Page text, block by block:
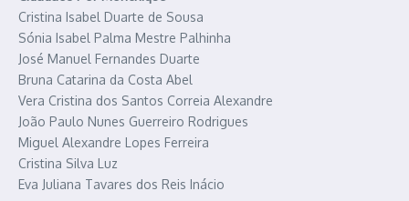
Cristina Isabel Duarte de Sousa
Sónia Isabel Palma Mestre Palhinha
José Manuel Fernandes Duarte
Bruna Catarina da Costa Abel
Vera Cristina dos Santos Correia Alexandre
João Paulo Nunes Guerreiro Rodrigues
Miguel Alexandre Lopes Ferreira
Cristina Silva Luz
Eva Juliana Tavares dos Reis Inácio